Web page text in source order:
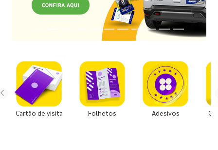
Cartão de visita Folhetos Adesivos